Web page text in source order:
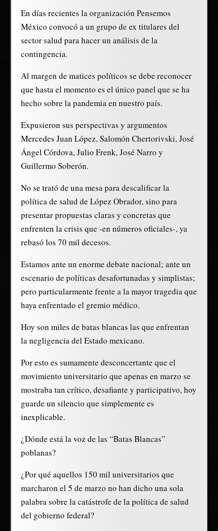
En días recientes la organización Pensemos
México convocó a un grupo de ex titulares del
sector salud para hacer un análisis de la
contingencia.
Al margen de matices políticos se debe reconocer
que hasta el momento es el único panel que se ha
hecho sobre la pandemia en nuestro país.
Expusieron sus perspectivas y argumentos
Mercedes Juan López, Salomón Chertorivski, José
Ángel Córdova, Julio Frenk, José Narro y
Guillermo Soberón.
No se trató de una mesa para descalificar la
política de salud de López Obrador, sino para
presentar propuestas claras y concretas que
enfrenten la crisis que -en números oficiales-, ya
rebasó los 70 mil decesos.
Estamos ante un enorme debate nacional; ante un
escenario de políticas desafortunadas y simplistas;
pero particularmente frente a la mayor tragedia que
haya enfrentado el gremio médico.
Hoy son miles de batas blancas las que enfrentan
la negligencia del Estado mexicano.
Por esto es sumamente desconcertante que el
movimiento universitario que apenas en marzo se
mostraba tan crítico, desafiante y participativo, hoy
guarde un silencio que simplemente es
inexplicable.
¿Dónde está la voz de las “Batas Blancas”
poblanas?
¿Por qué aquellos 150 mil universitarios que
marcharon el 5 de marzo no han dicho una sola
palabra sobre la catástrofe de la política de salud
del gobierno federal?